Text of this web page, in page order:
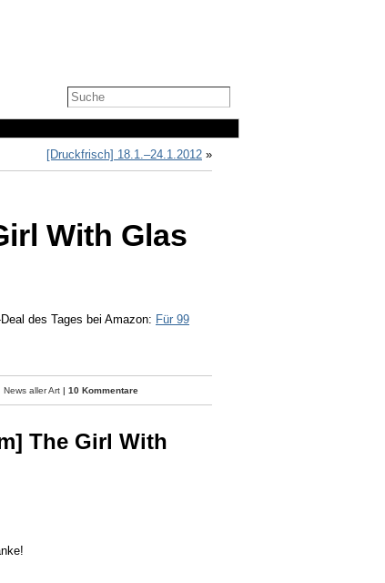
[Druckfrisch] 18.1.–24.1.2012 »
With Glas
des Tages bei Amazon: Für 99
aller Art | 10 Kommentare
The Girl With